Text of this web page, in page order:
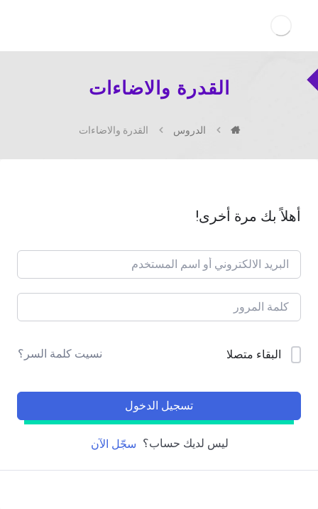
القدرة والاضاءات
الدروس القدرة والاضاءات
أهلاً بك مرة أخرى!
البقاء متصلا نسيت كلمة السر؟
تسجيل الدخول
ليس لديك حساب؟ سجّل الآن